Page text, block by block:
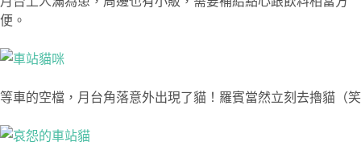
便。
等車的空檔，月台角落意外出現了貓！羅賓當然立刻去擼貓（笑